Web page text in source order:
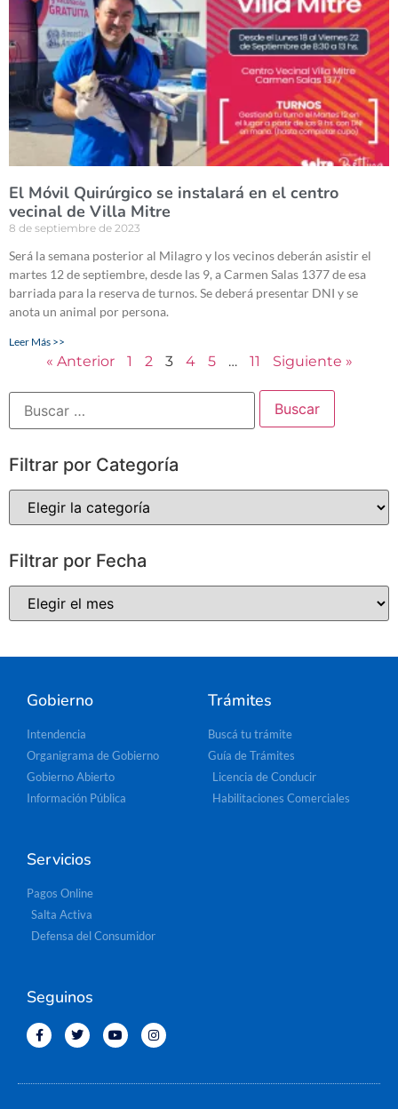
El Móvil Quirúrgico se instalará en el centro
vecinal de Villa Mitre
8 de septiembre de 2023
Será la semana posterior al Milagro y los vecinos deberán asistir el
martes 12 de septiembre, desde las 9, a Carmen Salas 1377 de esa
barriada para la reserva de turnos. Se deberá presentar DNI y se
anota un animal por persona.
Leer Más >>
« Anterior 1 2 3 4 5 … 11 Siguiente »
Filtrar por Categoría
Filtrar por Fecha
Gobierno
Intendencia
Organigrama de Gobierno
Gobierno Abierto
Información Pública
Trámites
Buscá tu trámite
Guía de Trámites
Licencia de Conducir
Habilitaciones Comerciales
Servicios
Pagos Online
Salta Activa
Defensa del Consumidor
Seguinos